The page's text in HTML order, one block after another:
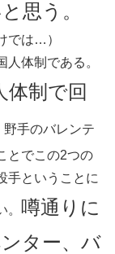
思う。
では…）
体制である。
体制で回
野手のバレンテ
とでこの2つの
手ということに
噂通りに
ター、バ